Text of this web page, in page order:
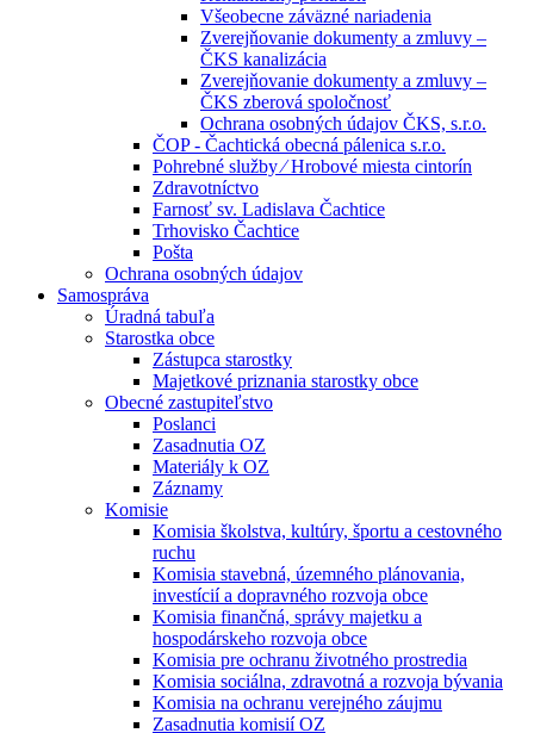
Všeobecne záväzné nariadenia
Zverejňovanie dokumenty a zmluvy –
ČKS kanalizácia
Zverejňovanie dokumenty a zmluvy –
ČKS zberová spoločnosť
Ochrana osobných údajov ČKS, s.r.o.
ČOP - Čachtická obecná pálenica s.r.o.
Pohrebné služby ⁄ Hrobové miesta cintorín
Zdravotníctvo
Farnosť sv. Ladislava Čachtice
Trhovisko Čachtice
Pošta
Ochrana osobných údajov
Samospráva
Úradná tabuľa
Starostka obce
Zástupca starostky
Majetkové priznania starostky obce
Obecné zastupiteľstvo
Poslanci
Zasadnutia OZ
Materiály k OZ
Záznamy
Komisie
Komisia školstva, kultúry, športu a cestovného
ruchu
Komisia stavebná, územného plánovania,
investícií a dopravného rozvoja obce
Komisia finančná, správy majetku a
hospodárskeho rozvoja obce
Komisia pre ochranu životného prostredia
Komisia sociálna, zdravotná a rozvoja bývania
Komisia na ochranu verejného záujmu
Zasadnutia komisií OZ